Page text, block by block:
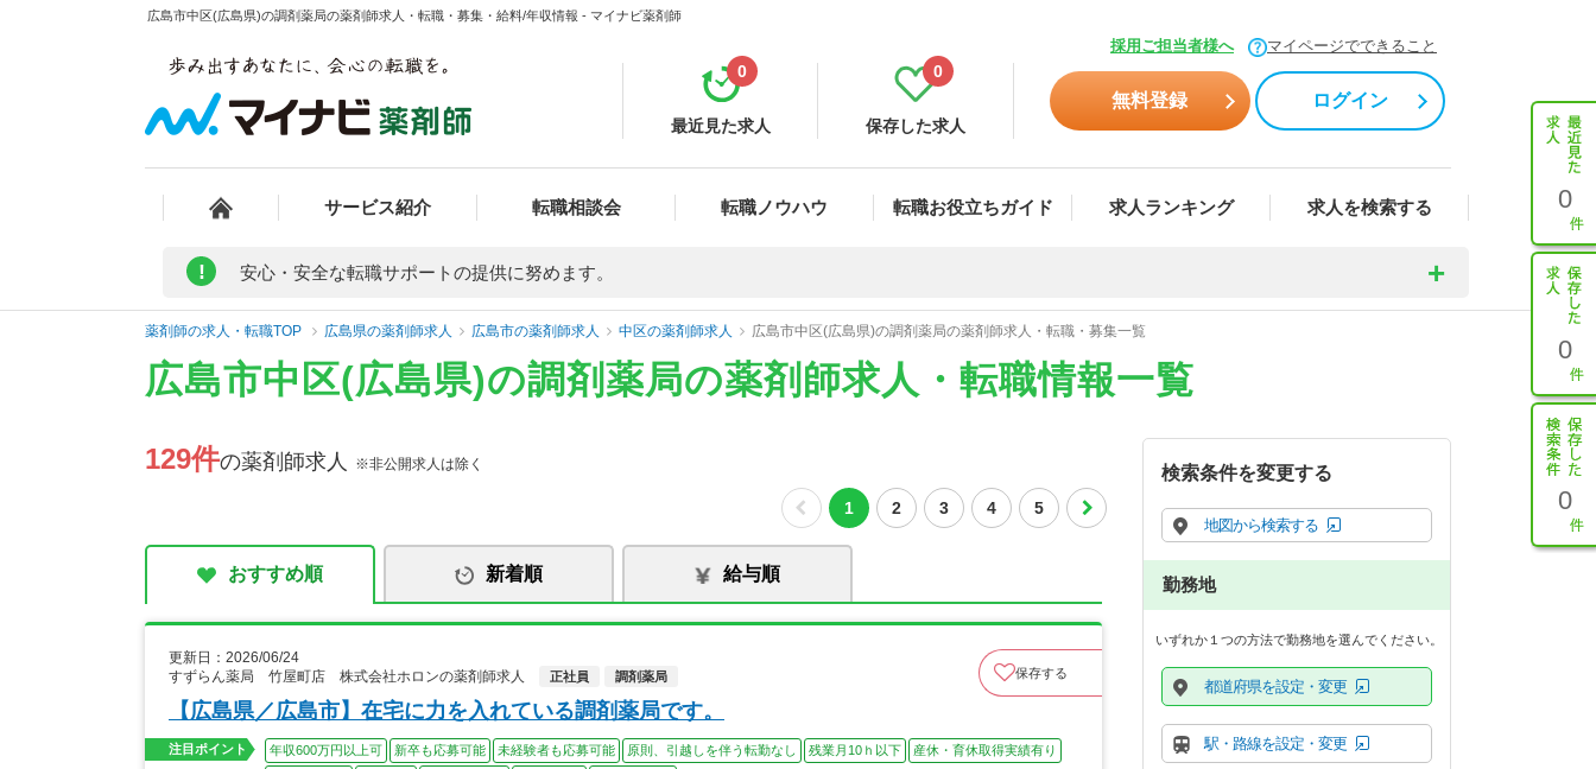
広島市中区(広島県)の調剤薬局の薬剤師求人・転職・募集・給料/年収情報 - マイナビ薬剤師
採用ご担当者様へ マイページでできること
最近見た求人
0
保存した求人
0
無料登録 ログイン
サービス紹介 転職相談会 転職ノウハウ 転職お役立ちガイド 求人ランキング 求人を検索する 0
0
0
! 安心・安全な転職サポートの提供に努めます。
薬剤師の求人・転職TOP 広島県の薬剤師求人 広島市の薬剤師求人 中区の薬剤師求人 広島市中区(広島県)の調剤薬局の薬剤師求人・転職・募集一覧
広島市中区(広島県)の調剤薬局の薬剤師求人・転職情報一覧
129件の薬剤師求人 ※非公開求人は除く
1 2 3 4 5
おすすめ順 新着順 給与順
更新日：2026/06/24
すずらん薬局 竹屋町店 株式会社ホロンの薬剤師求人
正社員 調剤薬局 保存する
【広島県／広島市】在宅に力を入れている調剤薬局です。
注目ポイント 年収600万円以上可 新卒も応募可能 未経験者も応募可能 原則、引越しを伴う転勤なし 残業月10ｈ以下
産休・育休取得実績有り
検索条件を変更する
地図から検索する
勤務地
いずれか１つの方法で勤務地を選んでください。
都道府県を設定・変更
駅・路線を設定・変更